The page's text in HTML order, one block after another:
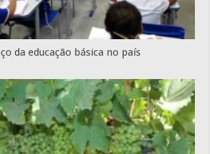
da educação básica no país